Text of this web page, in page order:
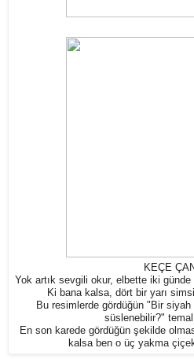
KEÇE
Yok artık sevgili okur, elbette iki
Ki bana kalsa, dört bir yarı
Bu resimlerde gördüğün "Bir
süslenebilir?"
En son karede gördüğün şekilde
kalsa ben o üç yakma